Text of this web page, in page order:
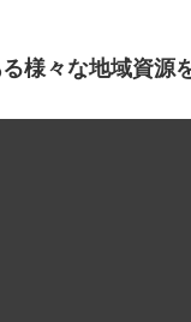
様々な地域資源